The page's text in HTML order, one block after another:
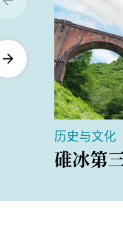
历史与文化
碓冰第